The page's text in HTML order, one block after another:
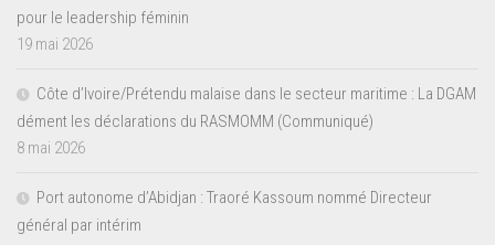
pour le leadership féminin
19 mai 2026
Côte d’Ivoire/Prétendu malaise dans le secteur maritime : La DGAM
dément les déclarations du RASMOMM (Communiqué)
8 mai 2026
Port autonome d’Abidjan : Traoré Kassoum nommé Directeur
général par intérim